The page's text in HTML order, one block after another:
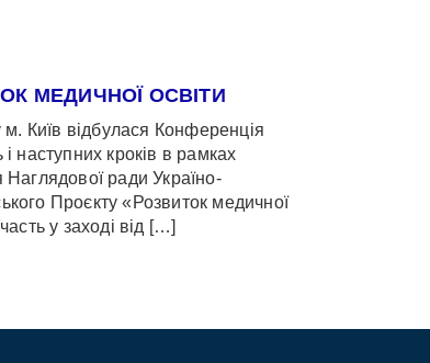
МЕДИЧНОЇ ОСВІТИ
м. Київ відбулася Конференція
і наступних кроків в рамках
Наглядової ради Україно-
Проєкту «Розвиток медичної
у заході від […]